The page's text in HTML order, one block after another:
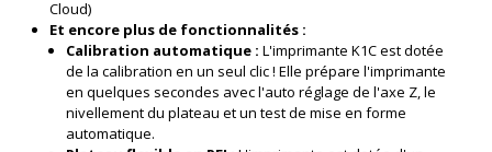
Cloud)
Et encore plus de fonctionnalités :
Calibration automatique : L'imprimante K1C est dotée
de la calibration en un seul clic ! Elle prépare l'imprimante
en quelques secondes avec l'auto réglage de l'axe Z, le
nivellement du plateau et un test de mise en forme
automatique.